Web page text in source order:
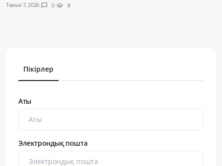
Тамыз 7, 2026 chat_bubble 0 visibility 8
Пікірлер
Аты
Электрондық пошта